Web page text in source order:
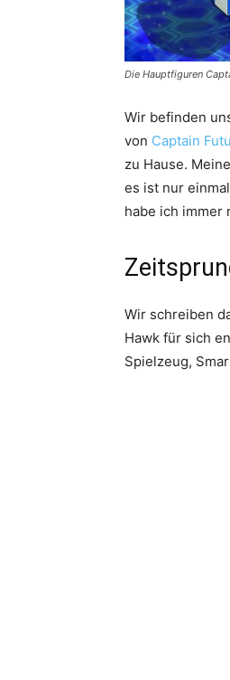
Die Hauptfiguren
Wir befinden
von Captain
zu Hause.
es ist nur
habe ich immer
Wir schreiben
Hawk für sich
Spielzeug,